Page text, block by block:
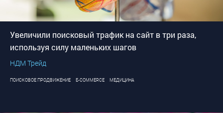
Увеличили поисковый трафик на сайт в три раза,
используя силу маленьких шагов
НДМ Трейд
ПОИСКОВОЕ ПРОДВИЖЕНИЕ E-COMMERCE МЕДИЦИНА